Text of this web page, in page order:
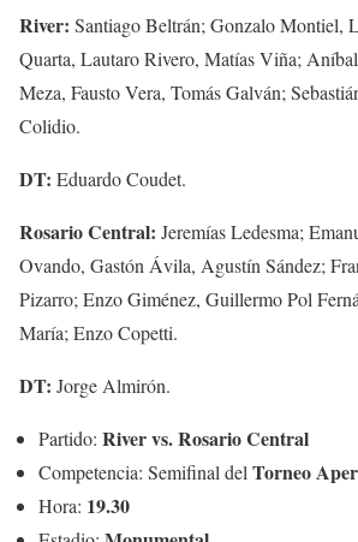
River: Santiago Beltrán; Gonzalo Montiel,
Quarta, Lautaro Rivero, Matías Viña;
Meza, Fausto Vera, Tomás Galván;
Colidio.
DT: Eduardo Coudet.
Rosario Central: Jeremías Ledesma;
Ovando, Gastón Ávila, Agustín Sández;
Pizarro; Enzo Giménez, Guillermo Pol
María; Enzo Copetti.
DT: Jorge Almirón.
Partido: River vs. Rosario Central
Competencia: Semifinal del Torneo
Hora: 19.30